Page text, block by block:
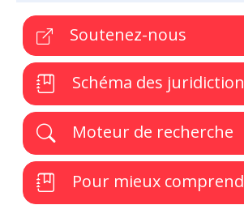
Soutenez-nous
Schéma des
Moteur de recherche
Pour mieux